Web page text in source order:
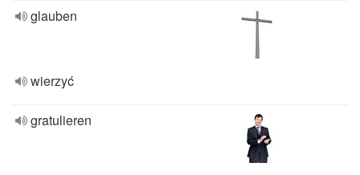
glauben
wierzyć
gratulieren